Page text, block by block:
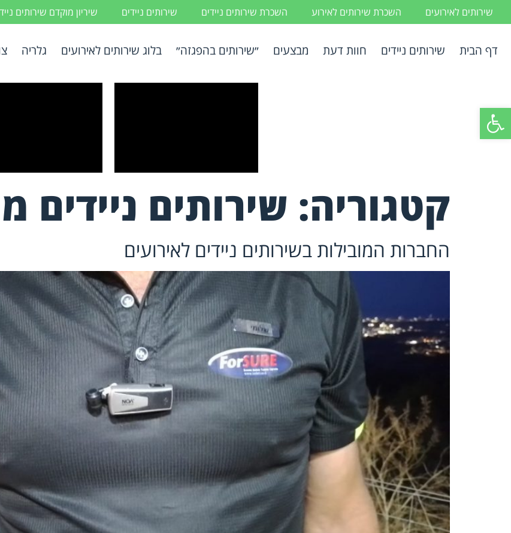
פתח סרגל נגישות
שירותים לאירועים השכרת שירותים לאירוע השכרת שירותים ניידים שירותים ניידים שיריון מוקדם שירותים
דף הבית שירותים ניידים חוות דעת מבצעים ״שירותים בהפגזה״ בלוג שירותים לאירועים גלריה
קטגוריה: שירותים ניידים
החברות המובילות בשירותים ניידים לאירועים